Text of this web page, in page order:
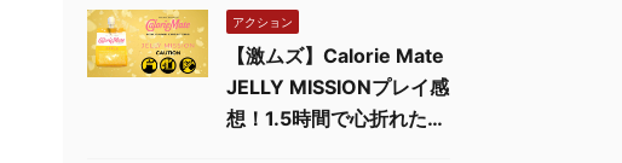
アクション
【激ムズ】Calorie Mate
JELLY MISSIONプレイ感
想！1.5時間で心折れた…